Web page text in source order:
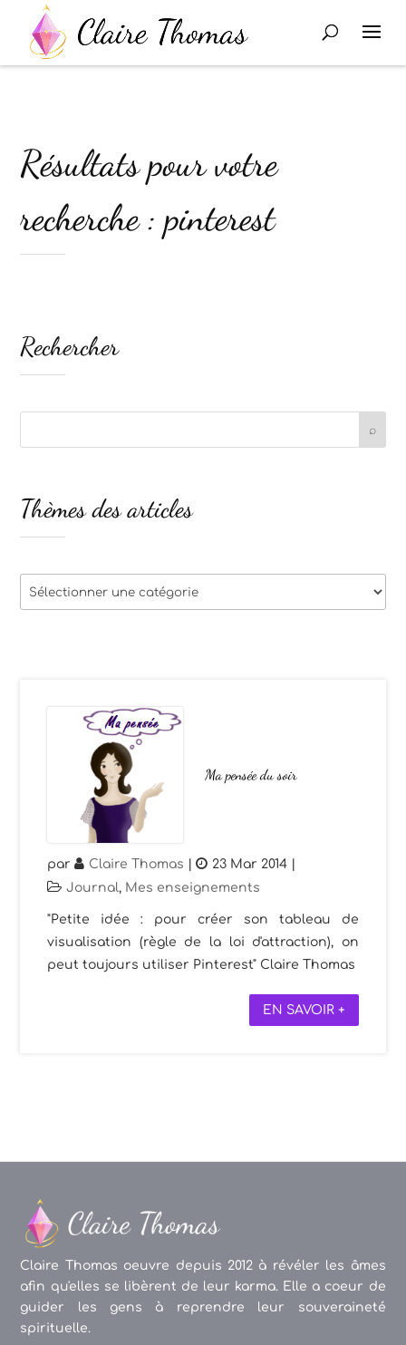
Résultats pour votre
recherche : pinterest
Ma pensée du soir
par Claire Thomas | 23 Mar 2014 |
Journal, Mes enseignements
"Petite idée : pour créer son tableau de
visualisation (règle de la loi d'attraction), on
peut toujours utiliser Pinterest" Claire Thomas
EN SAVOIR +
Rechercher
Thèmes des articles
Thèmes
des
Claire Thomas oeuvre depuis 2012 à révéler les âmes
afin qu'elles se libèrent de leur karma. Elle a coeur de
guider les gens à reprendre leur souveraineté
spirituelle.